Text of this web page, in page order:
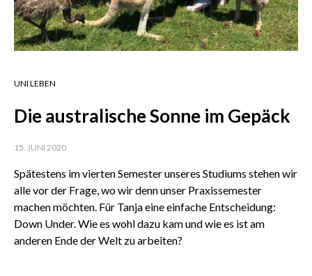
UNI LEBEN
Die australische Sonne im Gepäck
15. JUNI 2020
Spätestens im vierten Semester unseres Studiums stehen wir
alle vor der Frage, wo wir denn unser Praxissemester
machen möchten. Für Tanja eine einfache Entscheidung:
Down Under. Wie es wohl dazu kam und wie es ist am
anderen Ende der Welt zu arbeiten?